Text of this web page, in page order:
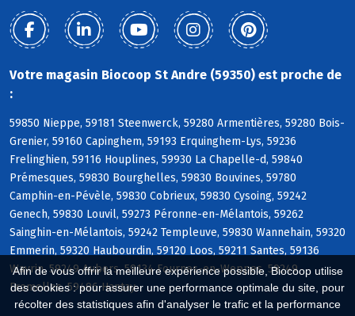
Afin de vous offrir la meilleure expérience possible, Biocoop utilise
des cookies : pour assurer une performance optimale du site, pour
récolter des statistiques afin d'analyser le trafic et la performance
Votre magasin Biocoop St Andre (59350) est proche de
:
59850 Nieppe, 59181 Steenwerck, 59280 Armentières, 59280 Bois-
Grenier, 59160 Capinghem, 59193 Erquinghem-Lys, 59236
Frelinghien, 59116 Houplines, 59930 La Chapelle-d, 59840
Prémesques, 59830 Bourghelles, 59830 Bouvines, 59780
Camphin-en-Pévèle, 59830 Cobrieux, 59830 Cysoing, 59242
Genech, 59830 Louvil, 59273 Péronne-en-Mélantois, 59262
Sainghin-en-Mélantois, 59242 Templeuve, 59830 Wannehain, 59320
Emmerin, 59320 Haubourdin, 59120 Loos, 59211 Santes, 59136
Wavrin, 59249 Aubers, 59134 Fournes-en-Weppes, 59249
Fromelles, 59496 Hantay